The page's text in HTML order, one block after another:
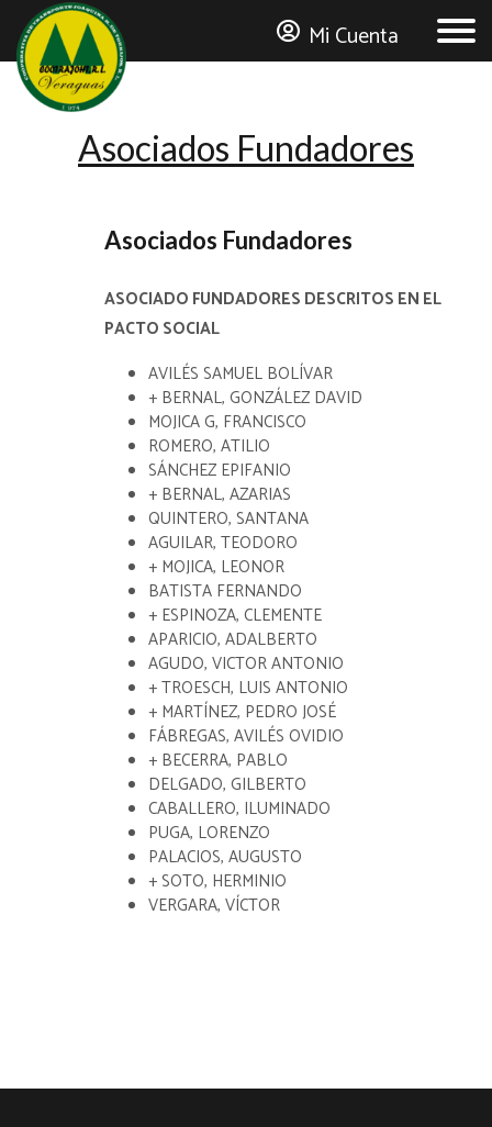
Mi Cuenta
Asociados Fundadores
Asociados Fundadores
ASOCIADO FUNDADORES DESCRITOS EN EL
PACTO SOCIAL
AVILÉS SAMUEL BOLÍVAR
+ BERNAL, GONZÁLEZ DAVID
MOJICA G, FRANCISCO
ROMERO, ATILIO
SÁNCHEZ EPIFANIO
+ BERNAL, AZARIAS
QUINTERO, SANTANA
AGUILAR, TEODORO
+ MOJICA, LEONOR
BATISTA FERNANDO
+ ESPINOZA, CLEMENTE
APARICIO, ADALBERTO
AGUDO, VICTOR ANTONIO
+ TROESCH, LUIS ANTONIO
+ MARTÍNEZ, PEDRO JOSÉ
FÁBREGAS, AVILÉS OVIDIO
+ BECERRA, PABLO
DELGADO, GILBERTO
CABALLERO, ILUMINADO
PUGA, LORENZO
PALACIOS, AUGUSTO
+ SOTO, HERMINIO
VERGARA, VÍCTOR